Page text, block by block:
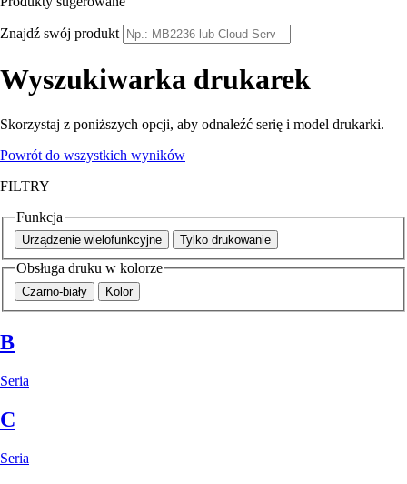
Znajdź swój produkt
Wyszukiwarka drukarek
Skorzystaj z poniższych opcji, aby odnaleźć serię i model drukarki.
Powrót do wszystkich wyników
FILTRY
Funkcja
Urządzenie wielofunkcyjne Tylko drukowanie
Obsługa druku w kolorze
Czarno-biały Kolor
B
Seria
C
Seria